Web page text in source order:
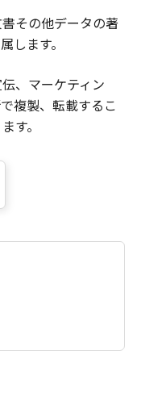
その他データの著
します。
、マーケティン
複製、転載するこ
す。